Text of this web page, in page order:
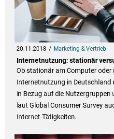
20.11.2018 Marketing & Vertrieb
Internetnutzung: stationär
Ob stationär am Computer
Internetnutzung in Deutschland
in Bezug auf die Nutzergruppen
laut Global Consumer Survey
Internet-Tätigkeiten.